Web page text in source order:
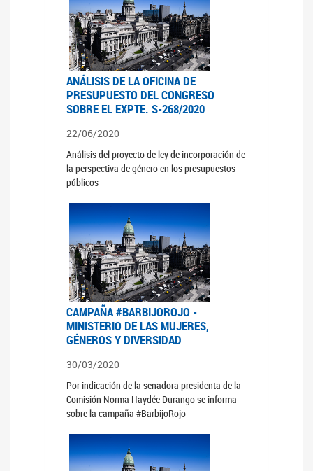
ANÁLISIS DE LA OFICINA DE
PRESUPUESTO DEL CONGRESO
SOBRE EL EXPTE. S-268/2020
22/06/2020
Análisis del proyecto de ley de incorporación de
la perspectiva de género en los presupuestos
públicos
CAMPAÑA #BARBIJOROJO -
MINISTERIO DE LAS MUJERES,
GÉNEROS Y DIVERSIDAD
30/03/2020
Por indicación de la senadora presidenta de la
Comisión Norma Haydée Durango se informa
sobre la campaña #BarbijoRojo